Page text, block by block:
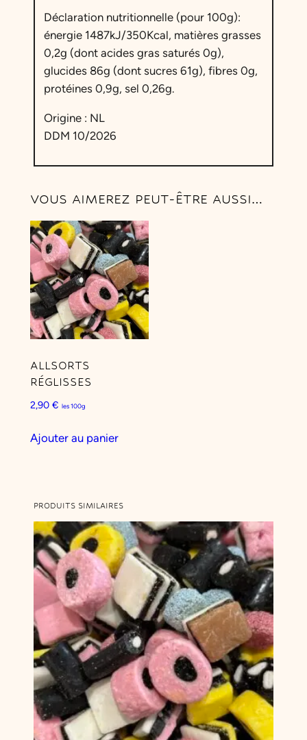
n
–
L
i
u
o
i
e
D
o
g
s
Déclaration nutritionnelle (pour 100g):
énergie 1487kJ/350Kcal, matières grasses
0,2g (dont acides gras saturés 0g),
glucides 86g (dont sucres 61g), fibres 0g,
protéines 0,9g, sel 0,26g.
Origine : NL
DDM 10/2026
VOUS AIMEREZ PEUT-ÊTRE AUSSI…
ALLSORTS
RÉGLISSES
2,90 € les 100g
Ajouter au panier
PRODUITS SIMILAIRES